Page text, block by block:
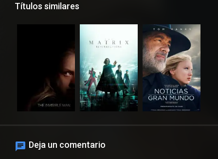
Títulos similares
Deja un comentario